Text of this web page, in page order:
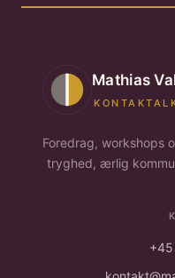
Mathias
Foredrag, workshops
tryghed, ærlig